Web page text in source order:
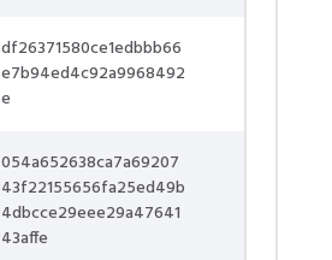
df26371580ce1edbbb66
e7b94ed4c92a9968492
e
054a652638ca7a69207
43f22155656fa25ed49b
4dbcce29eee29a47641
43affe